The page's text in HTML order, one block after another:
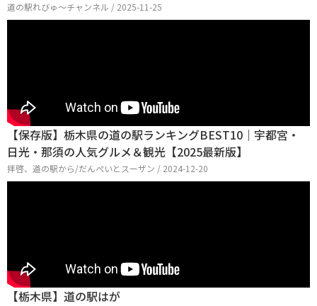
道の駅れびゅ〜チャンネル / 2025-11-25
【保存版】栃木県の道の駅ランキングBEST10｜宇都宮・
日光・那須の人気グルメ＆観光【2025最新版】
拝啓、道の駅から/だんぺいとスーザン / 2024-12-20
【栃木県】道の駅はが